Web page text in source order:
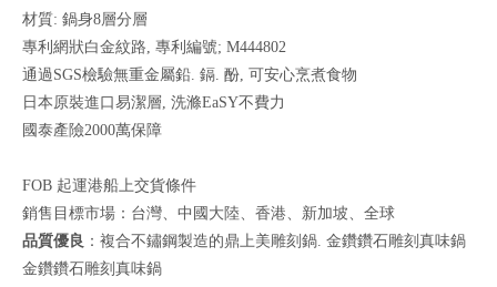
材質: 鍋身8層分層
專利網狀白金紋路, 專利編號; M444802
通過SGS檢驗無重金屬鉛. 鎘. 酚, 可安心烹煮食物
日本原裝進口易潔層, 洗滌EaSY不費力
國泰產險2000萬保障
FOB 起運港船上交貨條件
銷售目標市場：台灣、中國大陸、香港、新加坡、全球
品質優良 ：複合不鏽鋼製造的鼎上美雕刻鍋. 金鑽鑽石雕刻真味鍋
金鑽鑽石雕刻真味鍋